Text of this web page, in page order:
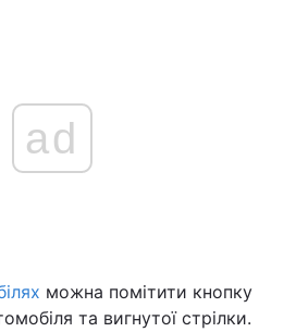
ad
можна помітити кнопку
та вигнутої стрілки.